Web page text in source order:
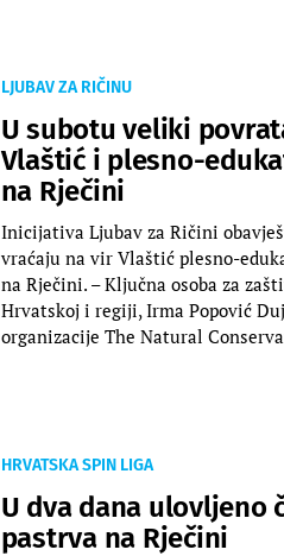
LJUBAV ZA RIČINU
U subotu veliki
Vlaštić i plesno-
na Rječini
Inicijativa Ljubav za Ričini
vraćaju na vir Vlaštić plesno-
na Rječini. – Ključna osoba za
Hrvatskoj i regiji, Irma Popović
organizacije The Natural
HRVATSKA SPIN LIGA
U dva dana ulovljeno
pastrva na Rječini